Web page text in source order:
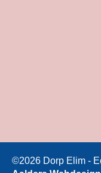
©2026 Dorp Elim -